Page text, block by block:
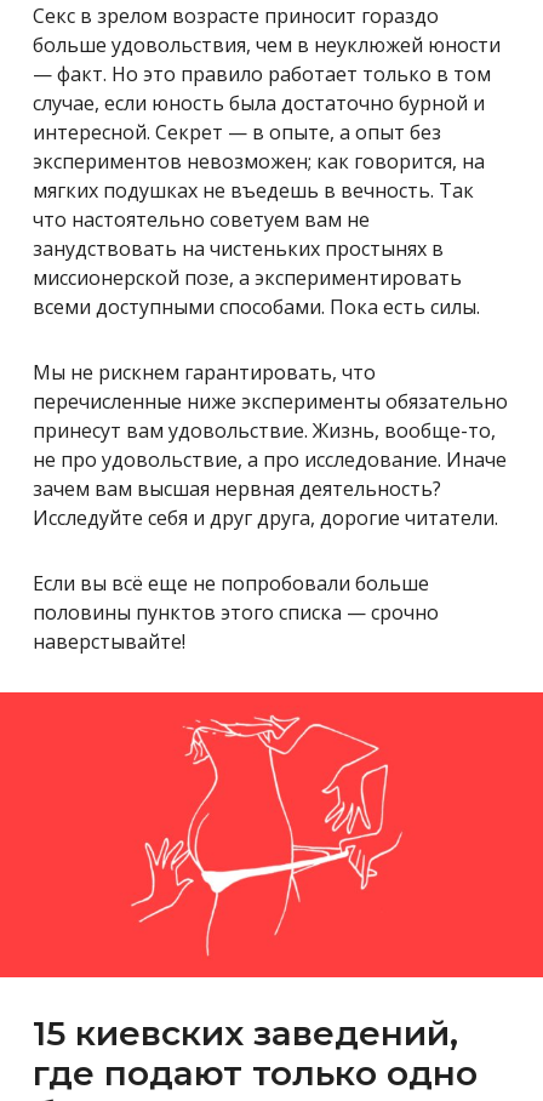
Секс в зрелом возрасте приносит гораздо
больше удовольствия, чем в неуклюжей юности
— факт. Но это правило работает только в том
случае, если юность была достаточно бурной и
интересной. Секрет — в опыте, а опыт без
экспериментов невозможен; как говорится, на
мягких подушках не въедешь в вечность. Так
что настоятельно советуем вам не
занудствовать на чистеньких простынях в
миссионерской позе, а экспериментировать
всеми доступными способами. Пока есть силы.
Мы не рискнем гарантировать, что
перечисленные ниже эксперименты обязательно
принесут вам удовольствие. Жизнь, вообще-то,
не про удовольствие, а про исследование. Иначе
зачем вам высшая нервная деятельность?
Исследуйте себя и друг друга, дорогие читатели.
Если вы всё еще не попробовали больше
половины пунктов этого списка — срочно
наверстывайте!
15 киевских заведений,
где подают только одно